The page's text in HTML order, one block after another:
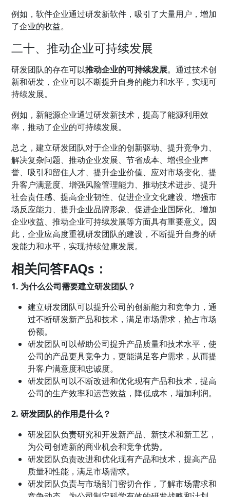
例如，软件企业通过研发新软件，吸引了大量用户，增加
了企业的收益。
二十、推动企业可持续发展
研发团队的存在可以推动企业的可持续发展。通过技术创
新和研发，企业可以不断提升自身的能力和水平，实现可
持续发展。
例如，新能源企业通过研发新技术，提高了能源利用效
率，推动了企业的可持续发展。
总之，建立研发团队对于企业的创新驱动、提升竞争力、
解决复杂问题、推动企业发展、节省成本、增强企业声
誉、吸引和留住人才、提升企业价值、应对市场变化、提
升客户满意度、增强风险管理能力、推动技术进步、提升
社会责任感、提高企业韧性、促进企业文化建设、增强市
场反应能力、提升企业品牌形象、促进企业国际化、增加
企业收益、推动企业可持续发展等方面具有重要意义。因
此，企业应高度重视研发团队的建设，不断提升自身的研
发能力和水平，实现持续健康发展。
相关问答FAQs：
1. 为什么公司需要建立研发团队？
建立研发团队可以提升公司的创新能力和竞争力，通
过不断研发新产品和技术，满足市场需求，抢占市场
份额。
研发团队可以帮助公司提升产品质量和技术水平，使
公司的产品更具竞争力，更能满足客户需求，从而提
升客户满意度和忠诚度。
研发团队可以不断改进和优化现有产品和技术，提高
公司的生产效率和运营效益，降低成本，增加利润。
2. 研发团队的作用是什么？
研发团队负责研究和开发新产品、新技术和新工艺，
为公司创造新的商业机会和竞争优势。
研发团队负责改进和优化现有产品和技术，提高产品
质量和性能，满足市场需求。
研发团队负责与市场部门密切合作，了解市场需求和